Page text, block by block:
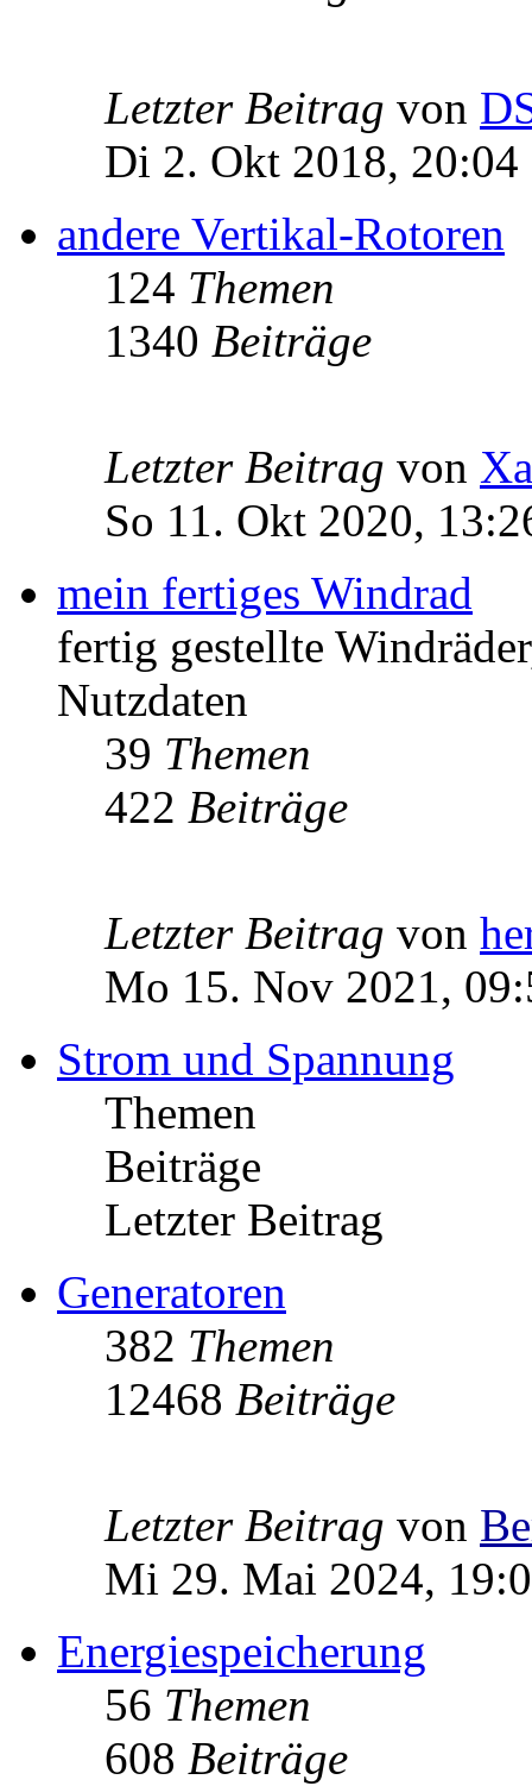
Letzter Beitrag von
Di 2. Okt 2018, 20:04
andere Vertikal-Rotoren
124 Themen
1340 Beiträge
Letzter Beitrag von
So 11. Okt 2020,
mein fertiges Windrad
fertig gestellte
Nutzdaten
39 Themen
422 Beiträge
Letzter Beitrag von
Mo 15. Nov 2021,
Strom und Spannung
Themen
Beiträge
Letzter Beitrag
Generatoren
382 Themen
12468 Beiträge
Letzter Beitrag von
Mi 29. Mai 2024,
Energiespeicherung
56 Themen
608 Beiträge